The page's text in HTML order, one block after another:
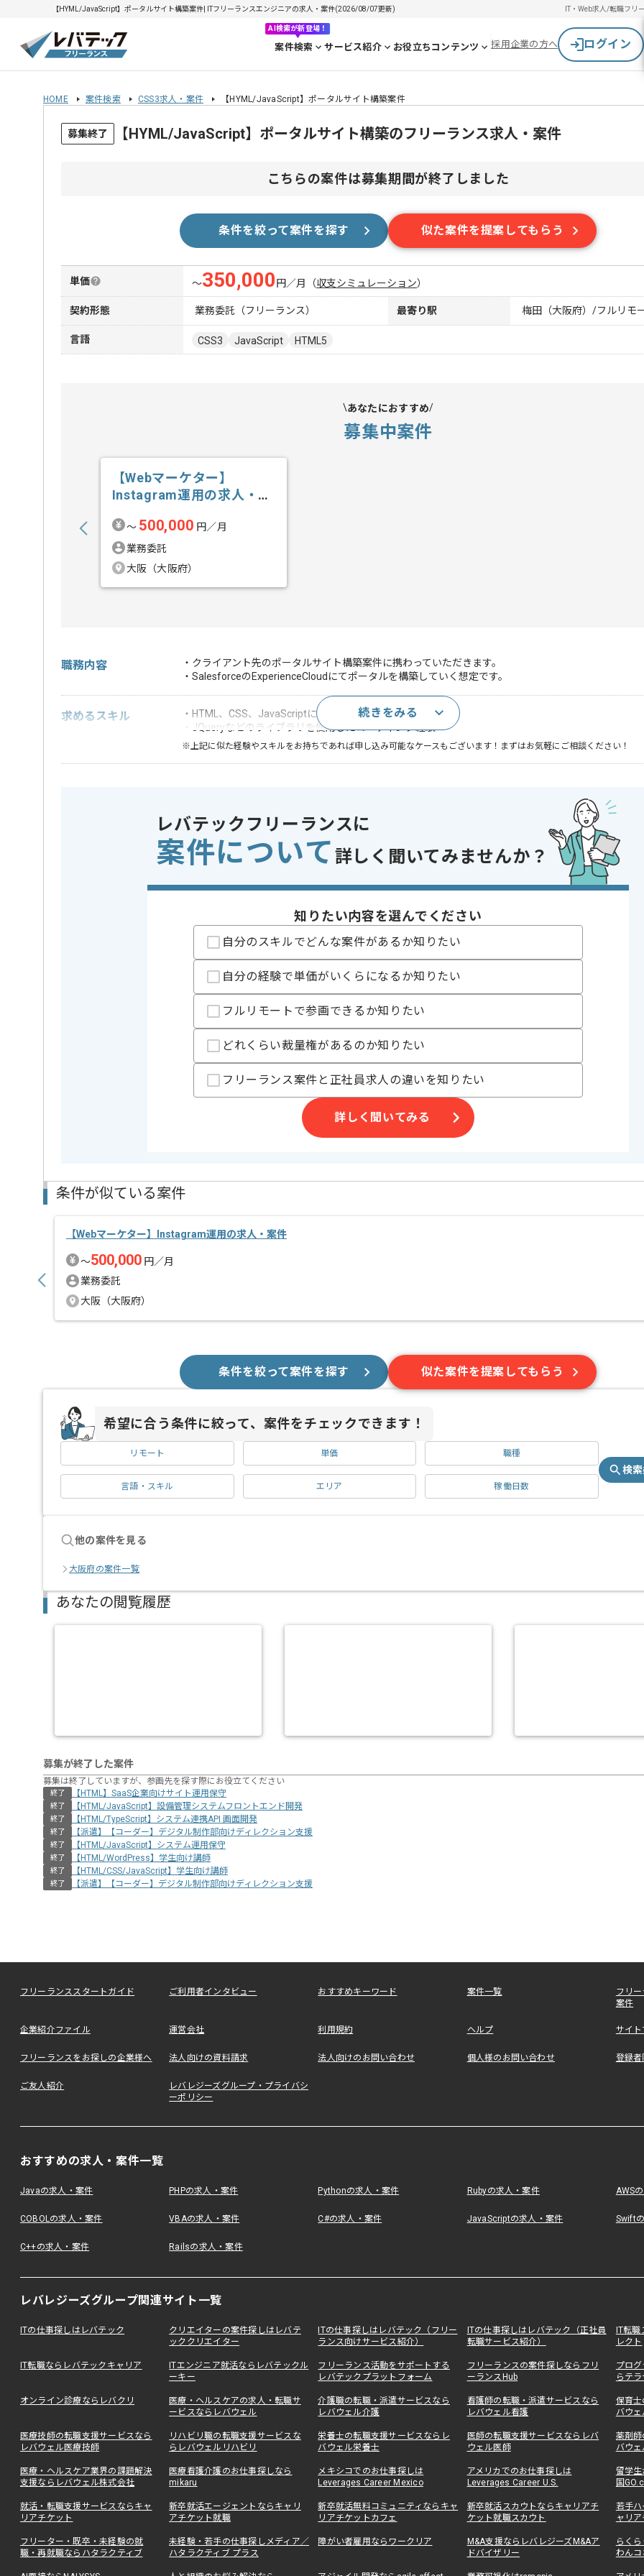
【HYML/JavaScript】ポータルサイト構築案件| ITフリーランスエンジニアの求人・案件(2026/08/07更新) IT・Web求人/転職フリ
AI検索が新登場！
案件検索 サービス紹介 お役立ちコンテンツ 採用企業の方へ ログイン
HOME 案件検索 CSS3求人・案件 【HYML/JavaScript】ポータルサイト構築案件
募集終了 【HYML/JavaScript】ポータルサイト構築のフリーランス求人・案件
こちらの案件は募集期間が終了しました
条件を絞って案件を探す 似た案件を提案してもらう
単価 〜350,000 円／月 （収支シミュレーション）
契約形態 業務委託（フリーランス） 最寄り駅 梅田（大阪府）/フルリモ
言語 CSS3 JavaScript HTML5
あなたにおすすめ
募集中案件
【Webマーケター】
Instagram運用の求人・案
〜 500,000 円／月
業務委託
大阪（大阪府）
職務内容
・クライアント先のポータルサイト構築案件に携わっていただきます。
・SalesforceのExperienceCloudにてポータルを構築していく想定です。
求めるスキル
・HTML、CSS、JavaScriptによるコーディング経験
・JQueryなどのライブラリを使用したコーディング経験
※上記に似た経験やスキルをお持ちであれば申し込み可能なケースもございます！まずはお気軽にご相談ください！
支払いサイト
15日
続きをみる
レバテックフリーランスに
案件について 詳しく聞いてみませんか？
知りたい内容を選んでください
自分のスキルでどんな案件があるか知りたい
自分の経験で単価がいくらになるか知りたい
フルリモートで参画できるか知りたい
どれくらい裁量権があるのか知りたい
フリーランス案件と正社員求人の違いを知りたい
詳しく聞いてみる
条件が似ている案件
【Webマーケター】Instagram運用の求人・案件
〜500,000 円／月
業務委託
大阪（大阪府）
条件を絞って案件を探す 似た案件を提案してもらう
希望に合う条件に絞って、案件をチェックできます！
リモート 単価 職種
言語・スキル エリア 稼働日数
検
他の案件を見る
大阪府の案件一覧
あなたの閲覧履歴
募集が終了した案件
募集は終了していますが、参画先を探す際にお役立てください
終了 【HTML】SaaS企業向けサイト運用保守
終了 【HTML/JavaScript】設備管理システムフロントエンド開発
終了 【HTML/TypeScript】システム連携API 画面開発
終了 【派遣】【コーダー】デジタル制作部向けディレクション支援
終了 【HTML/JavaScript】システム運用保守
終了 【HTML/WordPress】学生向け講師
終了 【HTML/CSS/JavaScript】学生向け講師
終了 【派遣】【コーダー】デジタル制作部向けディレクション支援
フリーランススタートガイド ご利用者インタビュー おすすめキーワード 案件一覧
フリ
案件
企業紹介ファイル 運営会社 利用規約 ヘルプ サイ
フリーランスをお探しの企業様へ 法人向けの資料請求 法人向けのお問い合わせ 個人様のお問い合わせ 登録者
ご友人紹介
レバレジーズグループ・プライバシ
ーポリシー
おすすめの求人・案件一覧
Javaの求人・案件 PHPの求人・案件 Pythonの求人・案件 Rubyの求人・案件 AWS
COBOLの求人・案件 VBAの求人・案件 C#の求人・案件 JavaScriptの求人・案件 Swift
C++の求人・案件 Railsの求人・案件
レバレジーズグループ関連サイト一覧
ITの仕事探しはレバテック
クリエイターの案件探しはレバテ
ッククリエイター
ITの仕事探しはレバテック（フリー
ランス向けサービス紹介）
ITの仕事探しはレバテック（正社員
転職サービス紹介）
IT転
レクト
IT転職ならレバテックキャリア
ITエンジニア就活ならレバテックル
ーキー
フリーランス活動をサポートする
レバテックプラットフォーム
フリーランスの案件探しならフリ
ーランスHub
プロ
らテ
オンライン診療ならレバクリ
医療・ヘルスケアの求人・転職サ
ービスならレバウェル
介護職の転職・派遣サービスなら
レバウェル介護
看護師の転職・派遣サービスなら
レバウェル看護
保育
バウ
医療技師の転職支援サービスなら
レバウェル医療技師
リハビリ職の転職支援サービスな
らレバウェルリハビリ
栄養士の転職支援サービスならレ
バウェル栄養士
医師の転職支援サービスならレバ
ウェル医師
薬剤
バウ
医療・ヘルスケア業界の課題解決
支援ならレバウェル株式会社
医療看護介護のお仕事探しなら
mikaru
メキシコでのお仕事探しは
Leverages Career Mexico
アメリカでのお仕事探しは
Leverages Career U.S.
留学
国
就活・転職支援サービスならキャ
リアチケット
新卒就活エージェントならキャリ
アチケット就職
新卒就活無料コミュニティならキャ
リアチケットカフェ
新卒就活スカウトならキャリアチ
ケット就職スカウト
若手
ャリ
フリーター・既卒・未経験の就
職・再就職ならハタラクティブ
未経験・若手の仕事探しメディア／
ハタラクティブ プラス
障がい者雇用ならワークリア
M&A支援ならレバレジーズM&Aア
ドバイザリー
らく
わんコ